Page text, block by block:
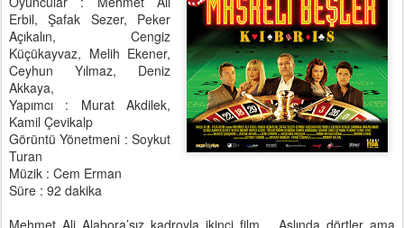
Erbil, Şafak Sezer, Peker
Açıkalın, Cengiz
Küçükayvaz, Melih Ekener,
Ceyhun Yılmaz, Deniz
Akkaya,
Yapımcı : Murat Akdilek,
Kamil Çevikalp
Görüntü Yönetmeni : Soykut
Turan
Müzik : Cem Erman
Süre : 92 dakika
Mehmet Ali Alabora’sız kadroyla ikinci film… Aslında dörtler ama